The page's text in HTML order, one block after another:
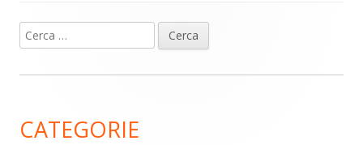
Barra
laterale
Ricerca
per:
CATEGORIE